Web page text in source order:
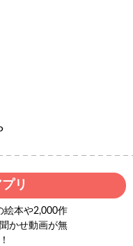
リ
絵本や2,000作
かせ動画が無